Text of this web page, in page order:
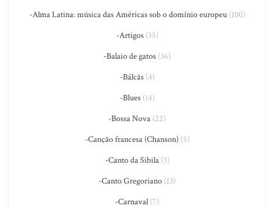
-Alma Latina: música das Américas sob o domínio europeu(100)
-Artigos(35)
-Balaio de gatos (36)
-Bálcãs(4)
-Blues(14)
-Bossa Nova (22)
-Canção francesa (Chanson)(5)
-Canto da Sibila(3)
-Canto Gregoriano (13)
-Carnaval (7)